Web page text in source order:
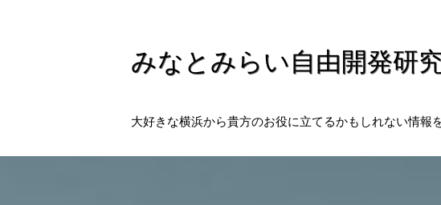
みなとみらい自由開発研
大好きな横浜から貴方のお役に立てるかもしれない情報